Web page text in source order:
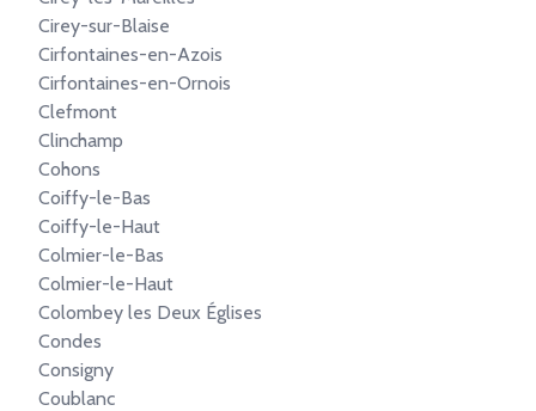
Cirey-sur-Blaise
Cirfontaines-en-Azois
Cirfontaines-en-Ornois
Clefmont
Clinchamp
Cohons
Coiffy-le-Bas
Coiffy-le-Haut
Colmier-le-Bas
Colmier-le-Haut
Colombey les Deux Églises
Condes
Consigny
Coublanc